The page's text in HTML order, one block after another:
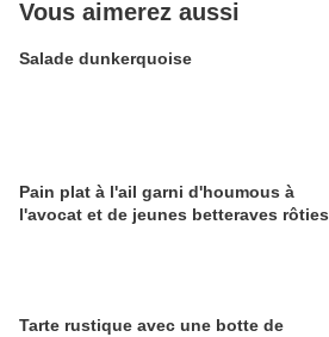
Vous aimerez aussi
Salade dunkerquoise
Pain plat à l'ail garni d'houmous à
l'avocat et de jeunes betteraves rôties
Tarte rustique avec une botte de